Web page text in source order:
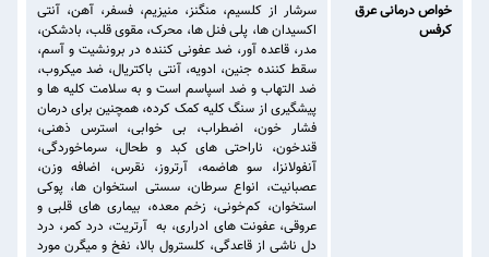
خواص درمانی عرق
کرفس
سرشار از کلسیم، منگنز، منیزیم، فسفر، آهن، آنتی
اکسیدان‌ ها، پلی فنل ‌ها، محرک، مقوی قلب، بادشکن،
مدر، قاعده آور، ضد عفونی کننده در برونشیت و آسم،
سقط کننده جنین، ادویه، آنتی باکتریال، ضد میکروب،
ضد التهاب و ضد اسپاسم است و به سلامت کلیه ‌ها و
پیشگیری از سنگ کلیه کمک کرده، همچنین برای درمان
فشار خون، اضطراب، بی خوابی، استرس ذهنی،
قندخون، ناراحتی های کبد و طحال، سرماخوردگی،
آنفولانزا، سو هاضمه، آرتروز، نقرس، اضافه وزن،
عصبانیت، انواع سرطان، سستی استخوان ‌ها، پوکی
استخوان، کم‌خونی، زخم معده، بیماری ‌های قلبی و
عروقی، عفونت ‌های ادراری، به آرتریت، درد کمر، درد
دل ناشی از قاعدگی، کلسترول بالا، نفخ و میگرن مورد